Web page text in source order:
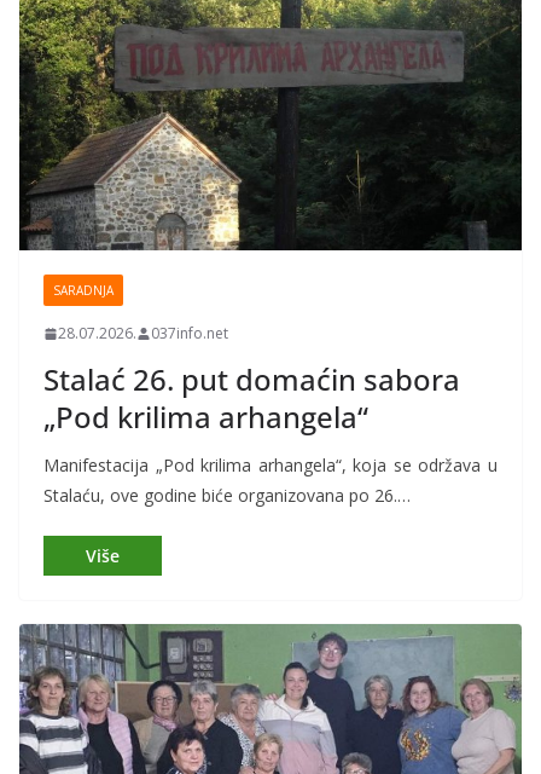
SARADNJA
28.07.2026. 037info.net
Stalać 26. put domaćin sabora
„Pod krilima arhangela“
Manifestacija „Pod krilima arhangela“, koja se održava u
Stalaću, ove godine biće organizovana po 26.…